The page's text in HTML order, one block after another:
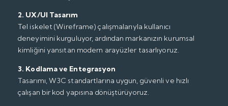
2. UX/UI Tasarım
Tel iskelet (Wireframe) çalışmalarıyla kullanıcı
deneyimini kurguluyor, ardından markanızın kurumsal
kimliğini yansıtan modern arayüzler tasarlıyoruz.
3. Kodlama ve Entegrasyon
Tasarımı, W3C standartlarına uygun, güvenli ve hızlı
çalışan bir kod yapısına dönüştürüyoruz.